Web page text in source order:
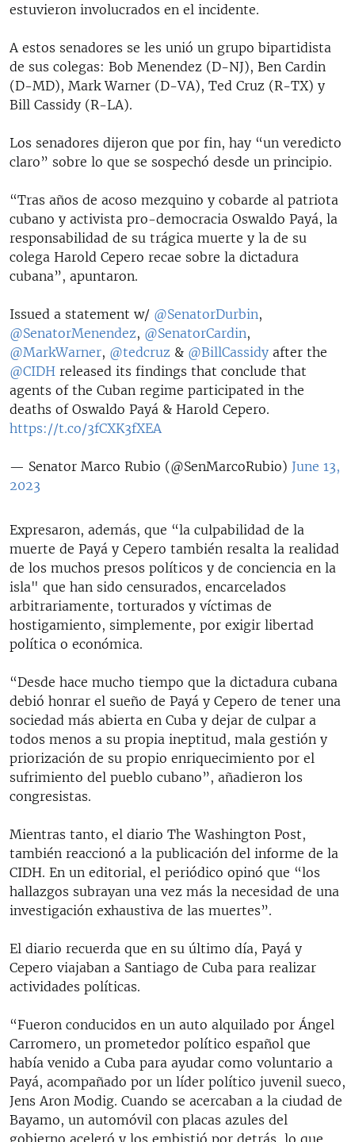
estuvieron involucrados en el incidente.
A estos senadores se les unió un grupo bipartidista
de sus colegas: Bob Menendez (D-NJ), Ben Cardin
(D-MD), Mark Warner (D-VA), Ted Cruz (R-TX) y
Bill Cassidy (R-LA).
Los senadores dijeron que por fin, hay “un veredicto
claro” sobre lo que se sospechó desde un principio.
“Tras años de acoso mezquino y cobarde al patriota
cubano y activista pro-democracia Oswaldo Payá, la
responsabilidad de su trágica muerte y la de su
colega Harold Cepero recae sobre la dictadura
cubana”, apuntaron.
Issued a statement w/ @SenatorDurbin,
@SenatorMenendez, @SenatorCardin,
@MarkWarner, @tedcruz & @BillCassidy after the
@CIDH released its findings that conclude that
agents of the Cuban regime participated in the
deaths of Oswaldo Payá & Harold Cepero.
https://t.co/3fCXK3fXEA
— Senator Marco Rubio (@SenMarcoRubio) June 13,
2023
Expresaron, además, que “la culpabilidad de la
muerte de Payá y Cepero también resalta la realidad
de los muchos presos políticos y de conciencia en la
isla" que han sido censurados, encarcelados
arbitrariamente, torturados y víctimas de
hostigamiento, simplemente, por exigir libertad
política o económica.
“Desde hace mucho tiempo que la dictadura cubana
debió honrar el sueño de Payá y Cepero de tener una
sociedad más abierta en Cuba y dejar de culpar a
todos menos a su propia ineptitud, mala gestión y
priorización de su propio enriquecimiento por el
sufrimiento del pueblo cubano”, añadieron los
congresistas.
Mientras tanto, el diario The Washington Post,
también reaccionó a la publicación del informe de la
CIDH. En un editorial, el periódico opinó que “los
hallazgos subrayan una vez más la necesidad de una
investigación exhaustiva de las muertes”.
El diario recuerda que en su último día, Payá y
Cepero viajaban a Santiago de Cuba para realizar
actividades políticas.
“Fueron conducidos en un auto alquilado por Ángel
Carromero, un prometedor político español que
había venido a Cuba para ayudar como voluntario a
Payá, acompañado por un líder político juvenil sueco,
Jens Aron Modig. Cuando se acercaban a la ciudad de
Bayamo, un automóvil con placas azules del
gobierno aceleró y los embistió por detrás, lo que